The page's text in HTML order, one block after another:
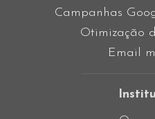
Campanhas
Otimização
Email